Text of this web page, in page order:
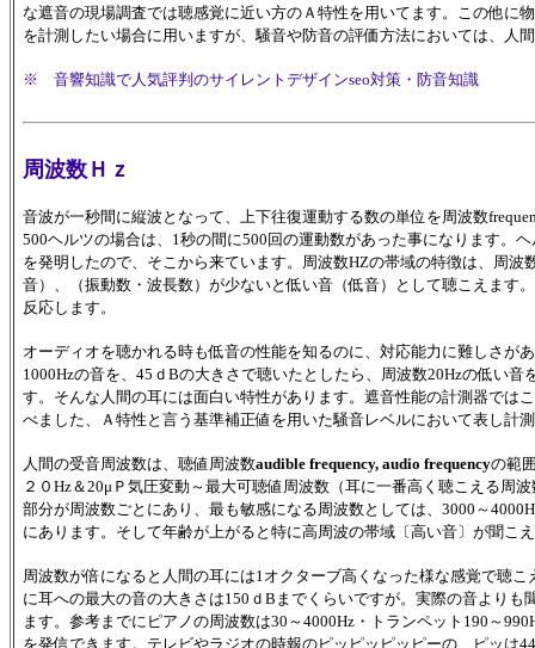
な遮音の現場調査では聴感覚に近い方のＡ特性を用いてます。この他に
を計測したい場合に用いますが、騒音や防音の評価方法においては、人
※ 音響知識で人気評判のサイレントデザインseo対策 ・防音知識
周波数Ｈｚ
音波が一秒間に縦波となって、上下往復運動する数の単位を周波数
500ヘルツの場合は、1秒の間に500回の運動数があった事になります。
を発明したので、そこから来ています。周波数HZの帯域の特徴は、周
音）、（振動数・波長数）が少ないと低い音（低音）として聴こえます
反応します。
オーディオを聴かれる時も低音の性能を知るのに、対応能力に難しさが
1000Hzの音を、45ｄBの大きさで聴いたとしたら、周波数20Hzの低い
す。そんな人間の耳には面白い特性があります。遮音性能の計測器では
べました、Ａ特性と言う基準補正値を用いた騒音レベルにおいて表し計
人間の受音周波数は、聴値周波数audible frequency, audio frequencyの範
２０Hz＆20μＰ気圧変動～最大可聴値周波数（耳に一番高く聴こえる周
部分が周波数ごとにあり、最も敏感になる周波数としては、3000～
にあります。そして年齢が上がると特に高周波の帯域〔高い音〕が聞こ
周波数が倍になると人間の耳には1オクターブ高くなった様な感覚で聴
に耳への最大の音の大きさは150ｄBまでくらいですが。実際の音より
ます。参考までにピアノの周波数は30～4000Hz・トランペット190～
を発信できます。テレビやラジオの時報のピッピッピッピーの、ピッは